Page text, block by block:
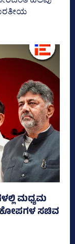
ಮಧ್ಯಮ
ಸಚಿವ